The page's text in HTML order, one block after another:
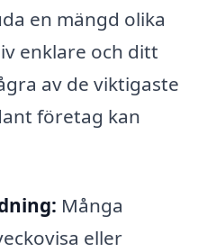
en mängd olika
enklare och ditt
av de viktigaste
företag kan
Många
eller